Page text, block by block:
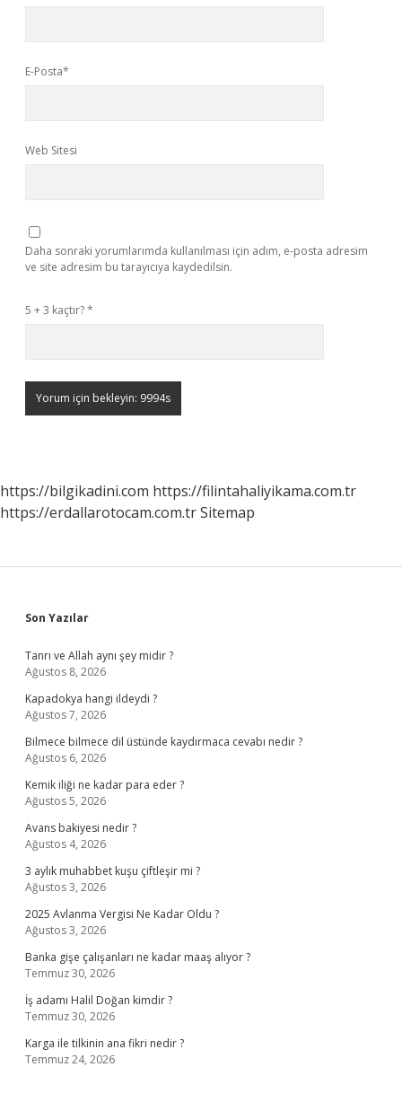
E-Posta*
Web Sitesi
Daha sonraki yorumlarımda kullanılması için adım, e-posta adresim
ve site adresim bu tarayıcıya kaydedilsin.
5 + 3 kaçtır?*
https://bilgikadini.com https://filintahaliyikama.com.tr
https://erdallarotocam.com.trSitemap
Sidebar
Son Yazılar
Tanrı ve Allah aynı şey midir ?
Ağustos 8, 2026
Kapadokya hangi ildeydi ?
Ağustos 7, 2026
Bilmece bilmece dil üstünde kaydırmaca cevabı nedir ?
Ağustos 6, 2026
Kemik iliği ne kadar para eder ?
Ağustos 5, 2026
Avans bakiyesi nedir ?
Ağustos 4, 2026
3 aylık muhabbet kuşu çiftleşir mi ?
Ağustos 3, 2026
2025 Avlanma Vergisi Ne Kadar Oldu ?
Ağustos 3, 2026
Banka gişe çalışanları ne kadar maaş alıyor ?
Temmuz 30, 2026
İş adamı Halil Doğan kimdir ?
Temmuz 30, 2026
Karga ile tilkinin ana fikri nedir ?
Temmuz 24, 2026